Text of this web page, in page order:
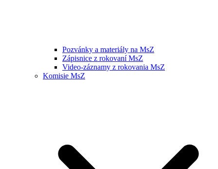
Pozvánky a materiály na MsZ
Zápisnice z rokovaní MsZ
Video-záznamy z rokovania MsZ
Komisie MsZ